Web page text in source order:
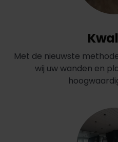
Met de nieuwste
wij uw wanden en